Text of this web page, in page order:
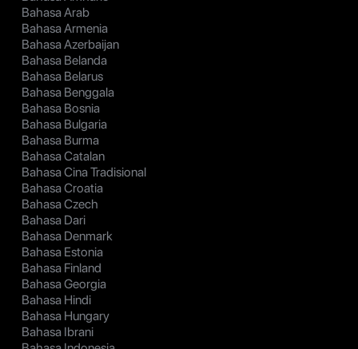
Bahasa Arab
Bahasa Armenia
Bahasa Azerbaijan
Bahasa Belanda
Bahasa Belarus
Bahasa Benggala
Bahasa Bosnia
Bahasa Bulgaria
Bahasa Burma
Bahasa Catalan
Bahasa Cina Tradisional
Bahasa Croatia
Bahasa Czech
Bahasa Dari
Bahasa Denmark
Bahasa Estonia
Bahasa Finland
Bahasa Georgia
Bahasa Hindi
Bahasa Hungary
Bahasa Ibrani